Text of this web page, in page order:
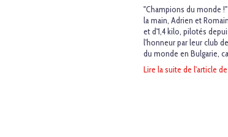
"Champions du monde
la main, Adrien et
et d'1,4 kilo, pilotés
l'honneur par leur club
du monde en Bulgarie,
Lire la suite de l'article